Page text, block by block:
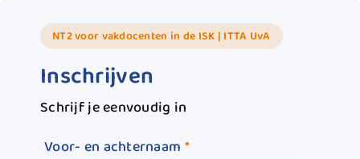
NT2 voor vakdocenten in de ISK | ITTA UvA
Inschrijven
Schrijf je eenvoudig in
Voor- en achternaam *